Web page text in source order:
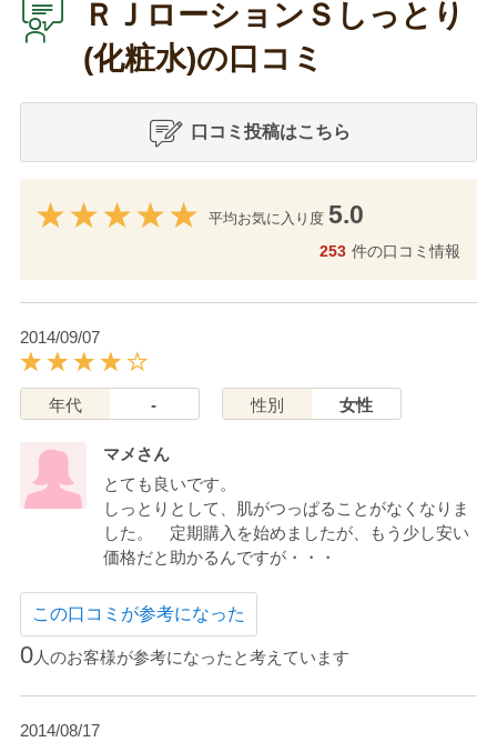
ＲＪローションＳしっとり
(化粧水)の口コミ
口コミ投稿はこちら
平均お気に入り度 5.0
253 件の口コミ情報
2014/09/07
年代 - 性別 女性
マメさん
とても良いです。
しっとりとして、肌がつっぱることがなくなりま
した。 定期購入を始めましたが、もう少し安い
価格だと助かるんですが・・・
この口コミが参考になった
0人のお客様が参考になったと考えています
2014/08/17